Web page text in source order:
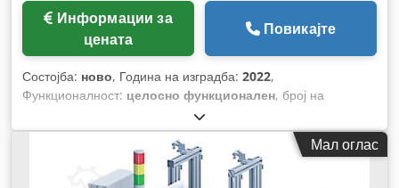
цената
Повикајте
Состојба: ново, Година на изградба: 2022,
Функционалност: целосно функционален, број на
Мал оглас